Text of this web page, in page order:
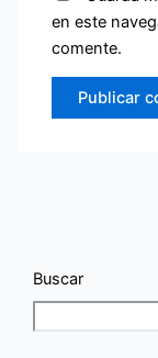
en este
comente.
Buscar